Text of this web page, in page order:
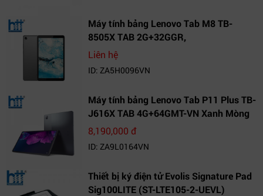
Máy tính bảng Lenovo Tab M8 TB-
8505X TAB 2G+32GGR,
VN_ZA5H0096VN
Liên hệ
ID: ZA5H0096VN
Máy tính bảng Lenovo Tab P11 Plus TB-
J616X TAB 4G+64GMT-VN Xanh Mòng
Két_ZA9L0164VN
8,190,000 đ
ID: ZA9L0164VN
Thiết bị ký điện tử Evolis Signature Pad
Sig100LITE (ST-LTE105-2-UEVL)